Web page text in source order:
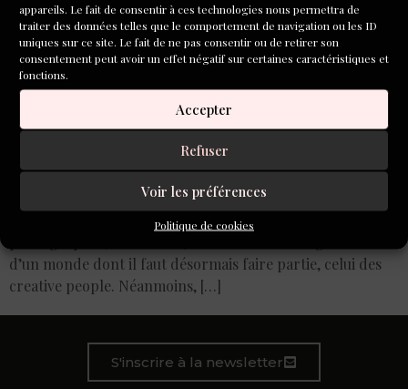
appareils. Le fait de consentir à ces technologies nous permettra de
traiter des données telles que le comportement de navigation ou les ID
uniques sur ce site. Le fait de ne pas consentir ou de retirer son
consentement peut avoir un effet négatif sur certaines caractéristiques et
fonctions.
Accepter
Refuser
Voir les préférences
Politique de cookies
Aujourd’hui, être créatif relève moins d’un passe-temps
personnel que d’une étiquette tendance qu’il est de bon
ton d’instagramer. D’ailleurs, on ne se dit plus créatif,
mais « un créatif » parmi les autres, les graphistes,
d’un monde dont il faut désormais faire partie, celui des
creative people. Néanmoins, […]
S'inscrire à la newsletter